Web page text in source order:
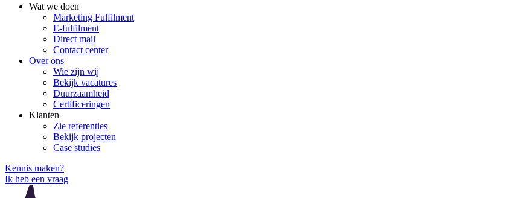
Wat we doen
Marketing Fulfilment
E-fulfilment
Direct mail
Contact center
Over ons
Wie zijn wij
Bekijk vacatures
Duurzaamheid
Certificeringen
Klanten
Zie referenties
Bekijk projecten
Case studies
Kennis maken?
Ik heb een vraag